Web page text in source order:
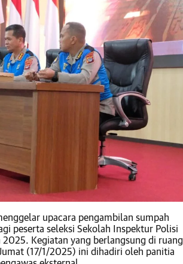
upacara pengambilan sumpah
peserta seleksi Sekolah Inspektur Polisi
2025. Kegiatan yang berlangsung di ruang
(17/1/2025) ini dihadiri oleh panitia